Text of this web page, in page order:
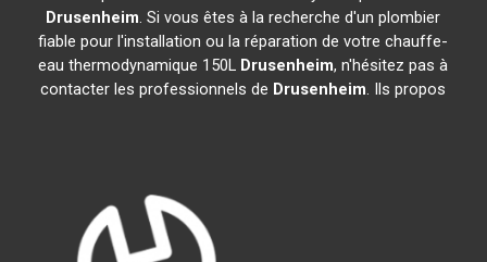
Drusenheim. Si vous êtes à la recherche d'un plombier
fiable pour l'installation ou la réparation de votre chauffe-
eau thermodynamique 150L Drusenheim, n'hésitez pas à
contacter les professionnels de Drusenheim. Ils propos